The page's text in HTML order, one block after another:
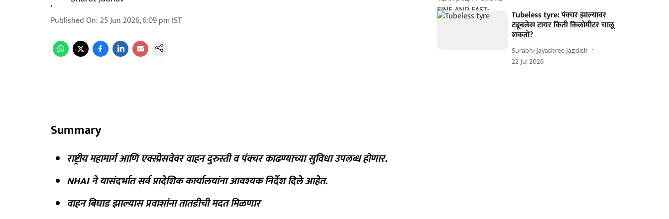
Published On: 25 Jun 2026, 6:09 pm IST
Summary
राष्ट्रीय महामार्ग आणि एक्स्प्रेसवेवर वाहन दुरुस्ती व पंक्चर काढण्याच्या सुविधा उपलब्ध होणार.
NHAI ने यासंदर्भात सर्व प्रादेशिक कार्यालयांना आवश्यक निर्देश दिले आहेत.
वाहन बिघाड झाल्यास प्रवाशांना तातडीची मदत मिळणार
Tubeless tyre: पंक्चर झाल्यावर
ट्यूबलेस टायर किती किलोमीटर चालू
शकतो?
Surabhi Jayashree Jagdish
22 Jul 2026